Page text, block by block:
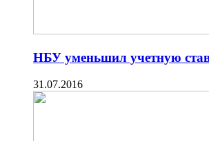
НБУ уменьшил учетную
31.07.2016